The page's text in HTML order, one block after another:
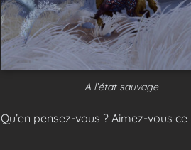
A l’état sauvage
Qu’en pensez-vous ? Aimez-vous